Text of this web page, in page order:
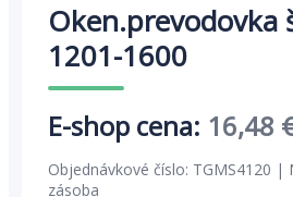
Oken.prevodovka
1201-1600
cena
16,48
Objednávkové číslo: TGMS4120 |
zásoba